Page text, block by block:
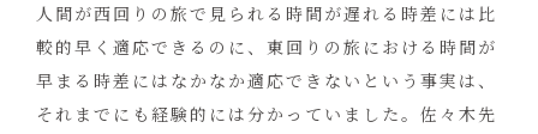
人間が西回りの旅で見られる時間が遅れる時差には比
較的早く適応できるのに、東回りの旅における時間が
早まる時差にはなかなか適応できないという事実は、
それまでにも経験的には分かっていました。佐々木先